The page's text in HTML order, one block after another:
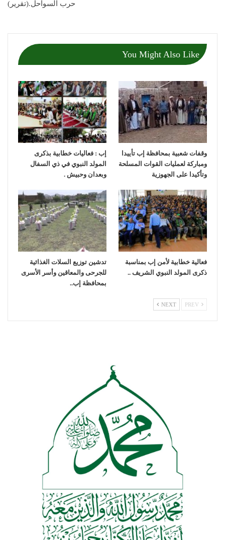
حرب السواحل.(تقرير)
You Might Also Like
وقفات شعبية بمحافظة إب تأييدا
ومباركة لعمليات القوات المسلحة
وتأكيدا على الجهوزية
إب : فعاليات خطابية بذكرى
المولد النبوي في ذي السفال
وبعدان وحبيش .
فعالية خطابية لأمن إب بمناسبة
ذكرى المولد النبوي الشريف ..
تدشين توزيع السلات الغذائية
للجرحى والمعاقين وأسر الأسرى
بمحافظة إب..
NEXT